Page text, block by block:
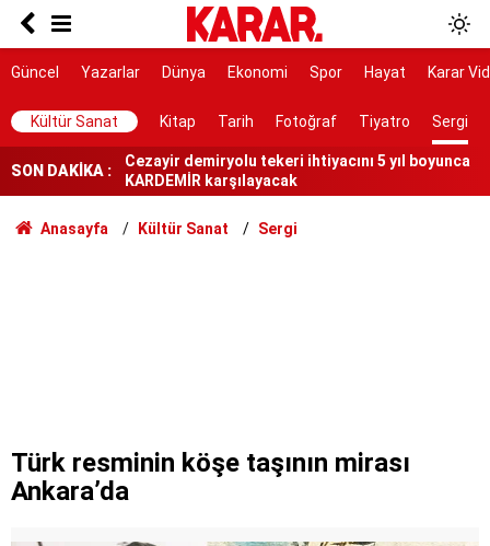
Güncel Yazarlar Dünya Ekonomi Spor Hayat Karar
Kültür Sanat Kitap Tarih Fotoğraf Tiyatro Sergi
SON DAKİKA :
AK Parti ile fark 4 puanı aştı
Tahliye edilen Çaykara’dan ilk açıklama: İçimiz
buruk
Cezayir demiryolu tekeri ihtiyacını 5 yıl boyunca
KARDEMİR karşılayacak
Ferman padişahınsa meydanlar bizimdir
Farklılıklarımız bizi yekvücut kılacak
Anasayfa Kültür Sanat Sergi
Türk resminin köşe taşının mirası
Ankara’da